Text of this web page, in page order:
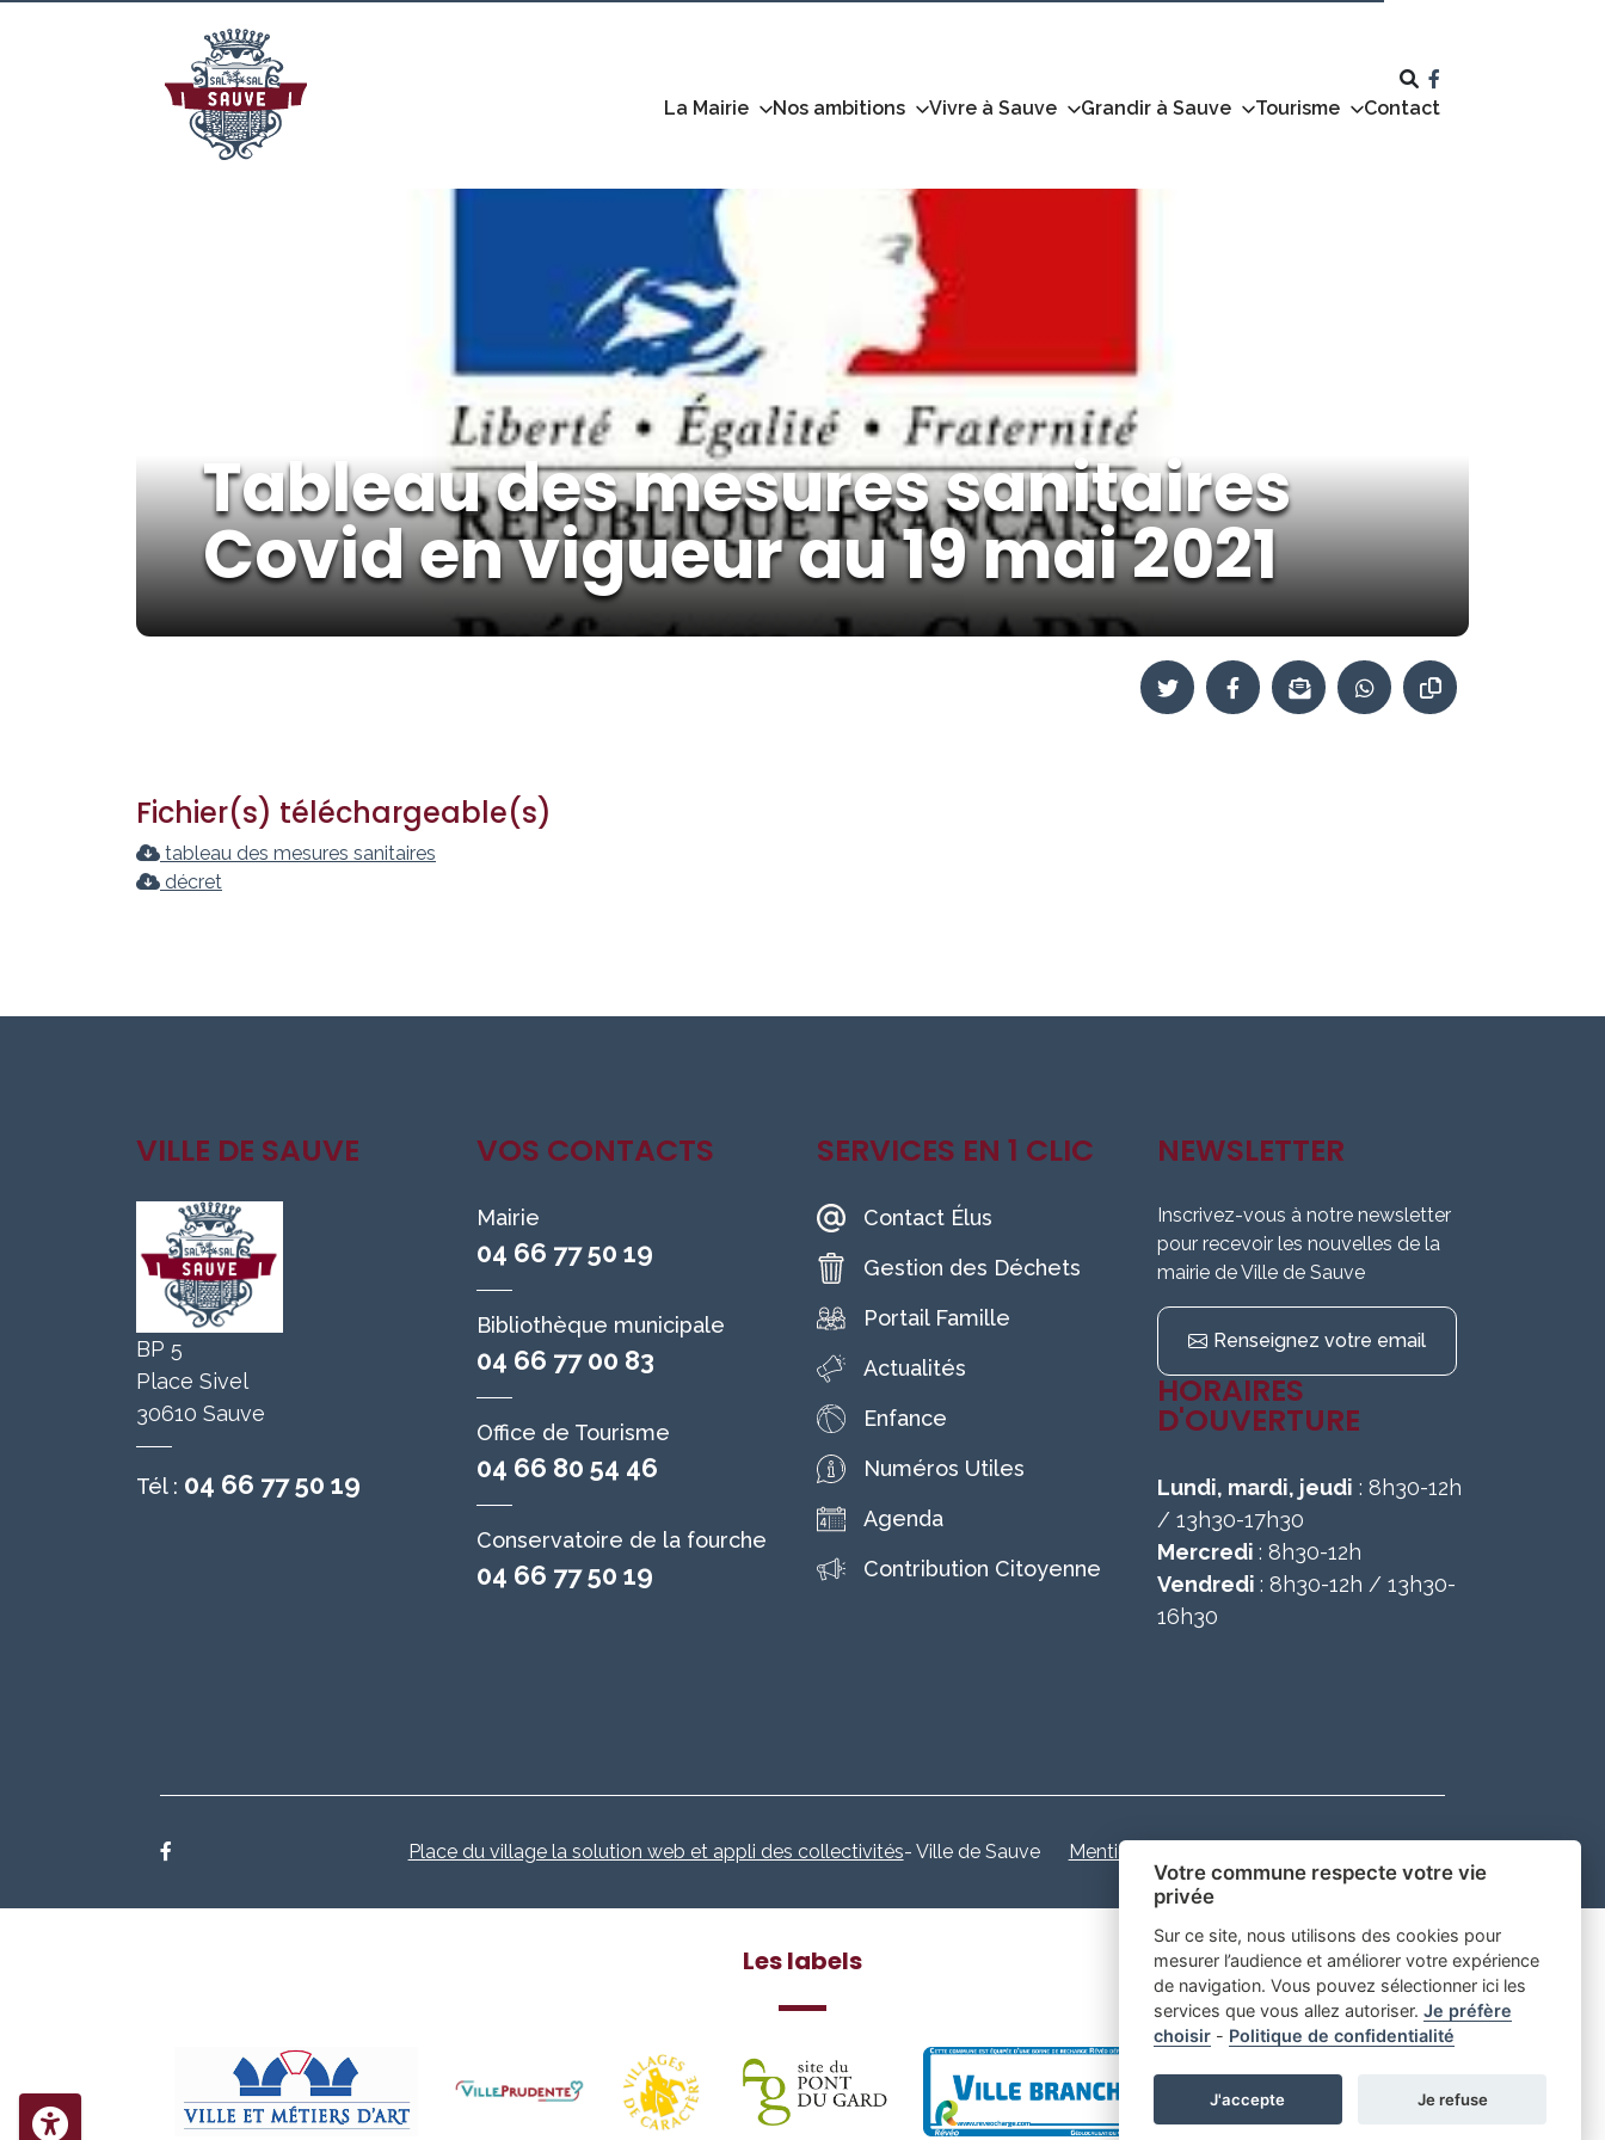
La Mairie Nos ambitions Vivre à Sauve Grandir à Sauve Tourisme Contact
Tableau des mesures sanitaires
Covid en vigueur au 19 mai 2021
Fichier(s) téléchargeable(s)
tableau des mesures sanitaires
décret
VILLE DE SAUVE
BP 5
Place Sivel
30610 Sauve
Tél : 04 66 77 50 19
VOS CONTACTS
Mairie
04 66 77 50 19
Bibliothèque municipale
04 66 77 00 83
Office de Tourisme
04 66 80 54 46
Conservatoire de la fourche
04 66 77 50 19
SERVICES EN 1 CLIC
Contact Élus
Gestion des Déchets
Portail Famille
Actualités
Enfance
Numéros Utiles
Agenda
Contribution Citoyenne
NEWSLETTER
Inscrivez-vous à notre newsletter
pour recevoir les nouvelles de la
mairie de Ville de Sauve
Renseignez votre email
HORAIRES
D'OUVERTURE
Lundi, mardi, jeudi : 8h30-12h
/ 13h30-17h30
Mercredi : 8h30-12h
Vendredi : 8h30-12h / 13h30-
16h30
Place du village la solution web et appli des collectivités- Ville de Sauve Mentions légales
Les labels
Votre commune respecte votre vie
privée
Sur ce site, nous utilisons des cookies pour
mesurer l’audience et améliorer votre expérience
de navigation. Vous pouvez sélectionner ici les
services que vous allez autoriser. Je préfère
choisir- Politique de confidentialité
J'accepte Je refuse